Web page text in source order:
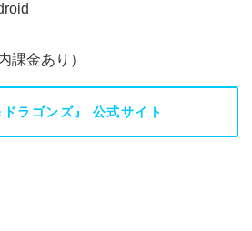
課金あり）
ドラゴンズ』 公式サイト